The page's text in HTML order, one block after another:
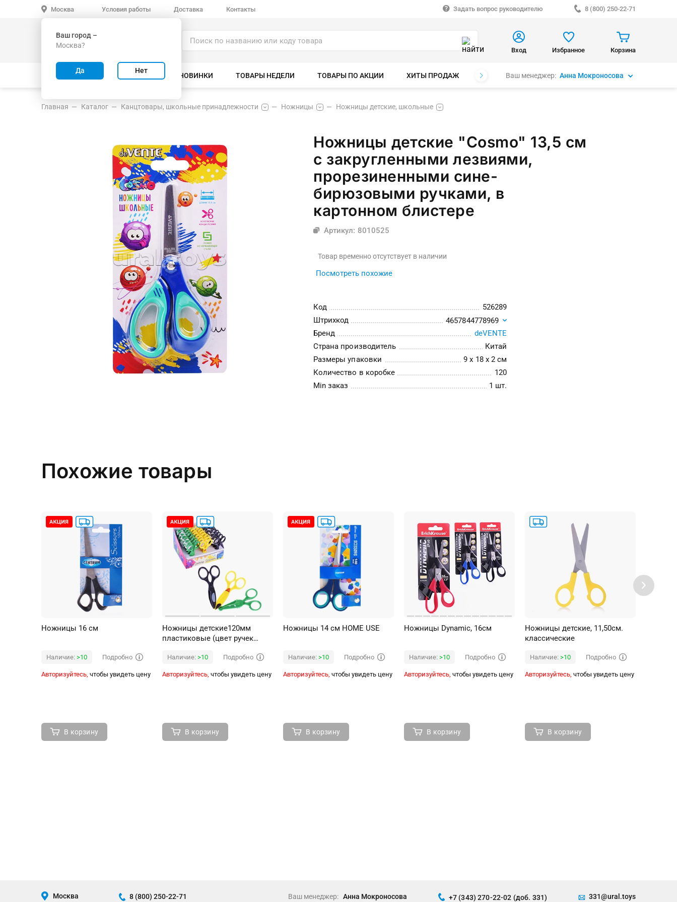
Москва
Ваш город –
Москва?
Да Нет
Условия работы Доставка Контакты Задать вопрос руководителю 8 (800) 250-22-71
Вход Избранное Корзина
ВСЕ ТОВАРЫ ВЕЛОСИПЕДЫ НОВИНКИ ТОВАРЫ НЕДЕЛИ ТОВАРЫ ПО АКЦИИ ХИТЫ ПРОДАЖ БРЕНДЫВаш менеджер: Анна Мокроносова
Главная Каталог Канцтовары, школьные принадлежности Ножницы Ножницы детские, школьные
Ножницы детские "Cosmo" 13,5 см
с закругленными лезвиями,
прорезиненными сине-
бирюзовыми ручками, в
картонном блистере
Артикул: 8010525
Товар временно отсутствует в наличии
Посмотреть похожие
Код
526289
Штрихкод
4657844778969
Бренд
deVENTE
Страна производитель
Китай
Размеры упаковки
9 x 18 x 2 см
Количество в коробке
120
Min заказ
1 шт.
Похожие товары
Ножницы 16 см
Наличие: >10 Подробно
Авторизуйтесь, чтобы увидеть цену
В корзину
Ножницы детские120мм
пластиковые (цвет ручек
Наличие: >10 Подробно
Авторизуйтесь, чтобы увидеть цену
В корзину
Ножницы 14 cм HOME USE
Наличие: >10 Подробно
Авторизуйтесь, чтобы увидеть цену
В корзину
Ножницы Dynamic, 16см
Наличие: >10 Подробно
Авторизуйтесь, чтобы увидеть цену
В корзину
Ножницы детские, 11,50см.
классические
Наличие: >10 Подробно
Авторизуйтесь, чтобы увидеть цену
В корзину
Москва 8 (800) 250-22-71 Ваш менеджер: Анна Мокроносова +7 (343) 270-22-02 (доб. 331) 331@ural.toys